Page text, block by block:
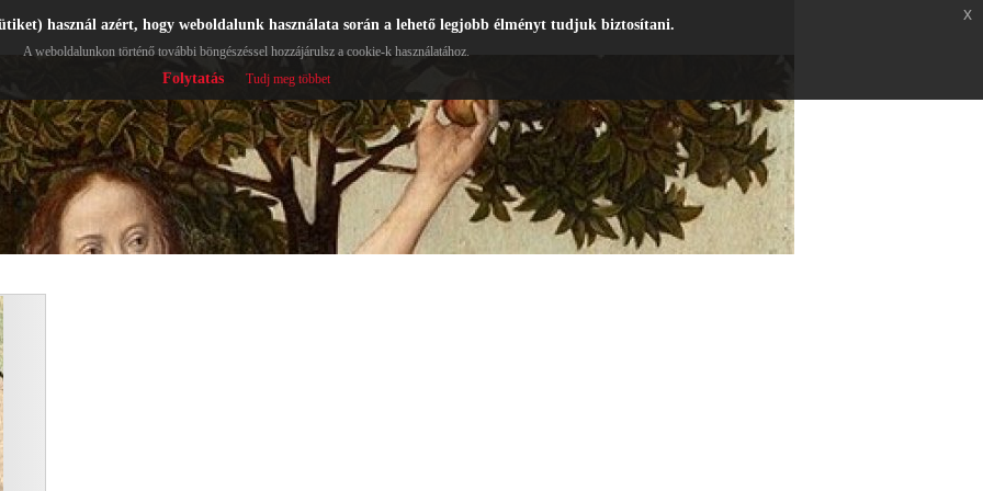
használ azért, hogy weboldalunk használata során a lehető legjobb élményt tudjuk biztosítani.
A weboldalunkon történő további böngészéssel hozzájárulsz a cookie-k használatához.
Folytatás Tudj meg többet
x